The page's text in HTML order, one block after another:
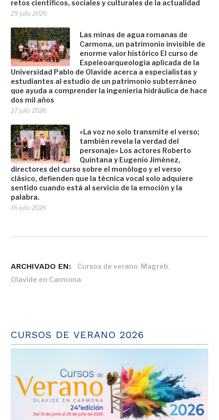
retos científicos, sociales y culturales de la actualidad
29 julio 2026
Las minas de agua romanas de
Carmona, un patrimonio invisible de
enorme valor histórico El curso de
Espeleoarqueología aplicada de la
Universidad Pablo de Olavide acerca a especialistas y
estudiantes al estudio de un patrimonio subterráneo
que ayuda a comprender la ingeniería hidráulica de hace
dos mil años
27 julio 2026
«La voz no solo transmite el verso;
también revela la verdad del
personaje» Los actores Roberto
Quintana y Eugenio Jiménez,
directores del curso sobre el monólogo y el verso
clásico, defienden que la técnica vocal solo adquiere
sentido cuando está al servicio de la emoción y la
palabra.
16 julio 2026
ARCHIVADO EN: Cursos de verano, Magreb,
Olavide en Carmona
CURSOS DE VERANO 2026